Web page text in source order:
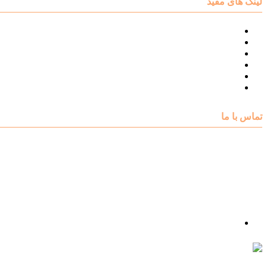
تماس با ما